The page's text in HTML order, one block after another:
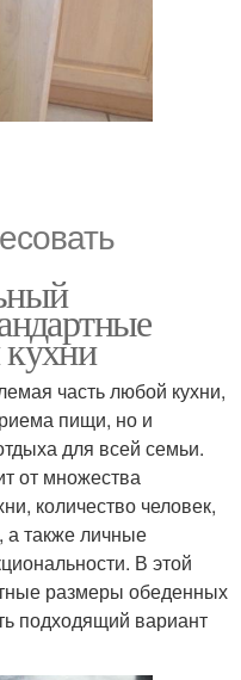
часть любой кухни,
пищи, но и
для всей семьи.
от множества
количество человек,
а также личные
В этой
размеры обеденных
подходящий вариант